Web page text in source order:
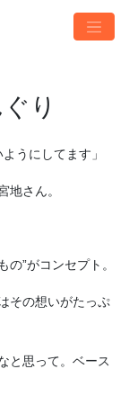
り
うにしてます」
地さん。
”がコンセプト。
その想いがたっぷ
と思って。ベース